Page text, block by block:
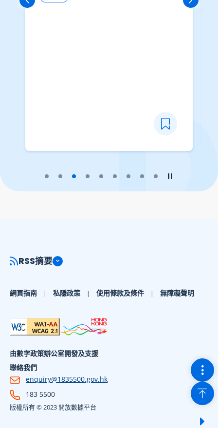
切
回到
RSS摘要
網頁指南 私隱政策 使用條款及條件 無障礙聲明
由數字政策辦公室開發及支援
聯絡我們
enquiry@1835500.gov.hk
183 5500
版權所有 © 2023 開放數據平台